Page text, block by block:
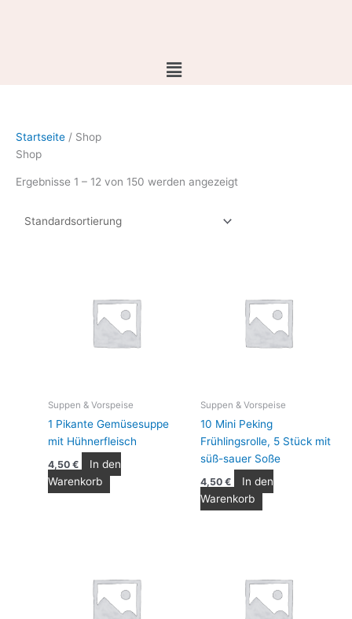
Startseite / Shop
Shop
Ergebnisse 1 – 12 von 150 werden angezeigt
Suppen & Vorspeise
1 Pikante Gemüsesuppe
mit Hühnerfleisch
4,50€
In den
Warenkorb
Suppen & Vorspeise
10 Mini Peking
Frühlingsrolle, 5 Stück mit
süß-sauer Soße
4,50 €
In den
Warenkorb